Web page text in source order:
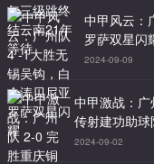
中甲风云：
罗萨双星闪
2024-09-09
中甲激战：
传射建功助
2024-09-02